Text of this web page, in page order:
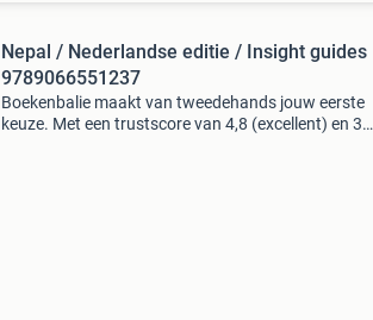
Nepal / Nederlandse editie / Insight guides
9789066551237
Boekenbalie maakt van tweedehands jouw eerste
keuze. Met een trustscore van 4,8 (excellent) en 30